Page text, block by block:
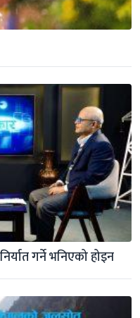
गर्ने भनिएको होइन